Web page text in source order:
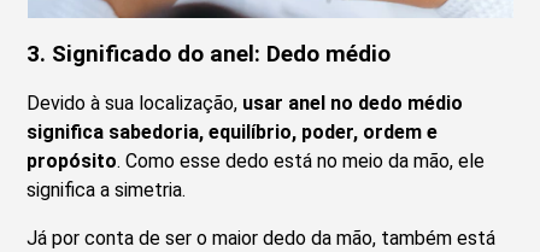
3. Significado do anel: Dedo médio
Devido à sua localização, usar anel no dedo médio
significa sabedoria, equilíbrio, poder, ordem e
propósito. Como esse dedo está no meio da mão, ele
significa a simetria.
Já por conta de ser o maior dedo da mão, também está